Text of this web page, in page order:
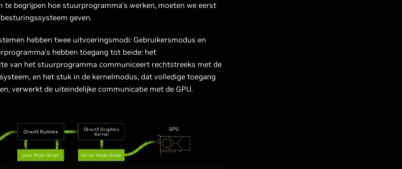
te begrijpen hoe stuurprogramma's werken, moeten we eerst
geven.
hebben twee uitvoeringsmodi: Gebruikersmodus en
hebben toegang tot beide: het
van het stuurprogramma communiceert rechtstreeks met de
en het stuk in de kernelmodus, dat volledige toegang
verwerkt de uiteindelijke communicatie met de GPU.